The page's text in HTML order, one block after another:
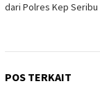
dari Polres Kep Seribu
POS TERKAIT